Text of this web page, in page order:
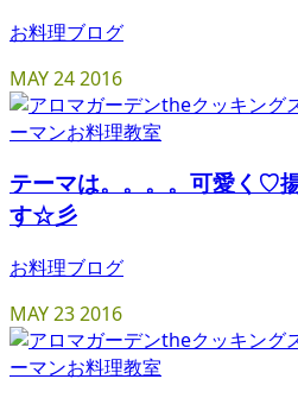
お料理ブログ
MAY242016
テーマは。。。。可愛く♡
す☆彡
お料理ブログ
MAY232016